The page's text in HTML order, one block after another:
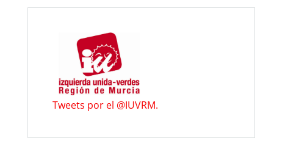
Tweets por el @IUVRM.